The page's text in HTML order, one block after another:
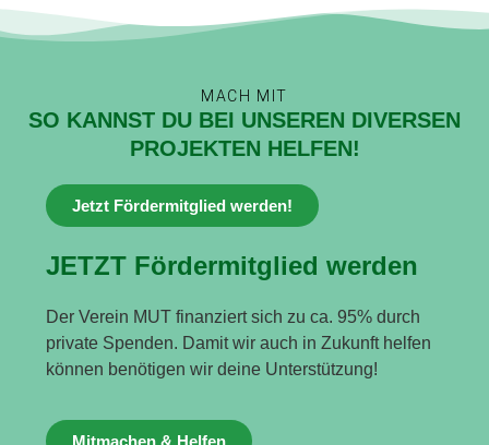
MACH MIT
SO KANNST DU BEI UNSEREN DIVERSEN
PROJEKTEN HELFEN!
Jetzt Fördermitglied werden!
JETZT Fördermitglied werden
Der Verein MUT finanziert sich zu ca. 95% durch
private Spenden. Damit wir auch in Zukunft helfen
können benötigen wir deine Unterstützung!